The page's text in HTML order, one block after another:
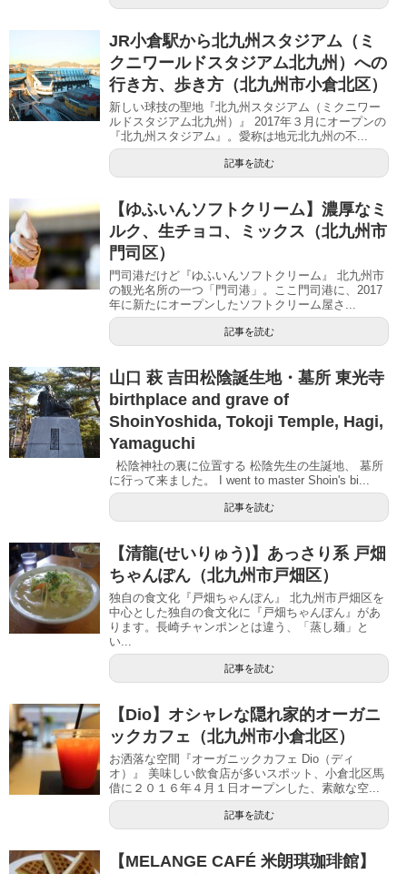
JR小倉駅から北九州スタジアム（ミ
クニワールドスタジアム北九州）への
行き方、歩き方（北九州市小倉北区）
新しい球技の聖地『北九州スタジアム（ミクニワー
ルドスタジアム北九州）』 2017年３月にオープンの
『北九州スタジアム』。愛称は地元北九州の不...
記事を読む
【ゆふいんソフトクリーム】濃厚なミ
ルク、生チョコ、ミックス（北九州市
門司区）
門司港だけど『ゆふいんソフトクリーム』 北九州市
の観光名所の一つ「門司港」。ここ門司港に、2017
年に新たにオープンしたソフトクリーム屋さ...
記事を読む
山口 萩 吉田松陰誕生地・墓所 東光寺
birthplace and grave of
ShoinYoshida, Tokoji Temple, Hagi,
Yamaguchi
松陰神社の裏に位置する 松陰先生の生誕地、 墓所
に行って来ました。 I went to master Shoin's bi...
記事を読む
【清龍(せいりゅう)】あっさり系 戸畑
ちゃんぽん（北九州市戸畑区）
独自の食文化『戸畑ちゃんぽん』 北九州市戸畑区を
中心とした独自の食文化に『戸畑ちゃんぽん』があ
ります。長崎チャンポンとは違う、「蒸し麺」と
い...
記事を読む
【Dio】オシャレな隠れ家的オーガニ
ックカフェ（北九州市小倉北区）
お洒落な空間『オーガニックカフェ Dio（ディ
オ）』 美味しい飲食店が多いスポット、小倉北区馬
借に２０１６年４月１日オープンした、素敵な空...
記事を読む
【MELANGE CAFÉ 米朗琪珈琲館】